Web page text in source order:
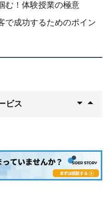
む！体験授業の極意
で成功するためのポイン
ビス